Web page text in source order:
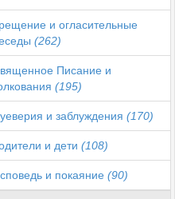
и огласительные
(262)
Писание и
(195)
и заблуждения (170)
и дети (108)
и покаяние (90)